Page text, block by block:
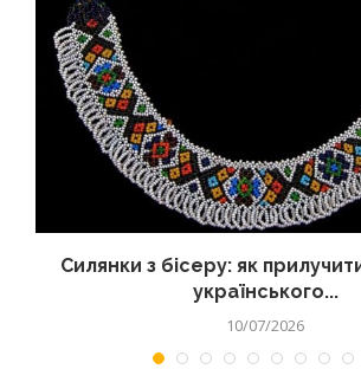
Силянки з бісеру: як
українського...
10/07/2026